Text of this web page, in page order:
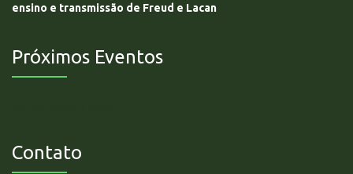
ensino e transmissão de Freud e Lacan
Próximos Eventos
Contato